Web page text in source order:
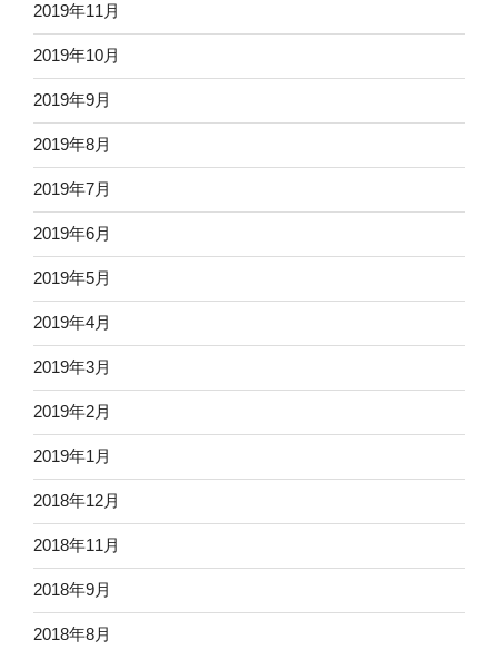
2019年11月
2019年10月
2019年9月
2019年8月
2019年7月
2019年6月
2019年5月
2019年4月
2019年3月
2019年2月
2019年1月
2018年12月
2018年11月
2018年9月
2018年8月